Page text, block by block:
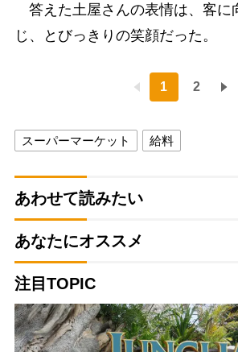
答えた土屋さんの表情は、客に
じ、とびっきりの笑顔だった。
1 2
スーパーマーケット 給料
あわせて読みたい
あなたにオススメ
注目TOPIC